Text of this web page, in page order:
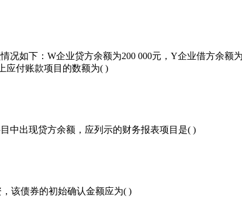
况如下：W企业贷方余额为200 000元，Y企业借方余
应付账款项目的数额为( )
中出现贷方余额，应列示的财务报表项目是( )
该债券的初始确认金额应为( )